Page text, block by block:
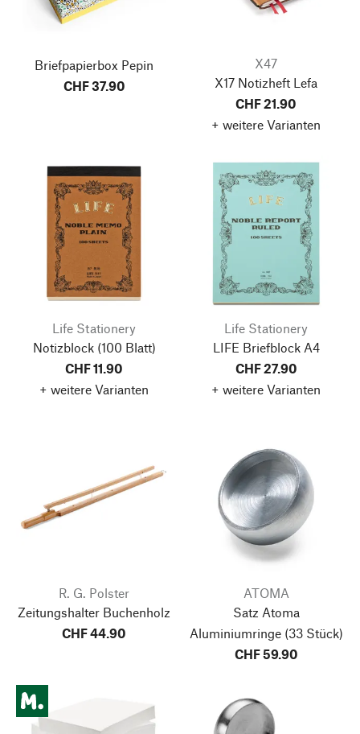
Briefpapierbox Pepin
CHF 37.90
X47
X17 Notizheft Lefa
CHF 21.90
+ weitere Varianten
Life Stationery
Notizblock(100 Blatt)
CHF 11.90
+ weitere Varianten
Life Stationery
LIFE Briefblock A4
CHF 27.90
+ weitere Varianten
R. G. Polster
Zeitungshalter Buchenholz
CHF 44.90
ATOMA
Satz Atoma
Aluminiumringe(33 Stück)
CHF 59.90